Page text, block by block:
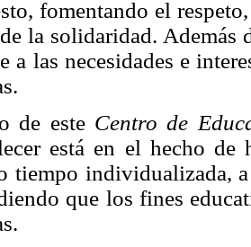
fomentando el
la solidaridad. Además
a las necesidades e
de este Centro de
está en el hecho
tiempo individualizada,
que los fines